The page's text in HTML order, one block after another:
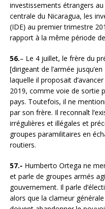
investissements étrangers
centrale du Nicaragua, les
(IDE) au premier trimestre
rapport à la même période de
56.– Le 4 juillet, le frère du
[dirigeant de l’armée
laquelle il proposait
2019, comme voie de sortie
pays. Toutefois, il ne
par son frère. Il reconnaît
irrégulières et illégales et
groupes paramilitaires en
routiers.
57.- Humberto Ortega ne
et parle de groupes armés
gouvernement. Il parle
alors que la clameur